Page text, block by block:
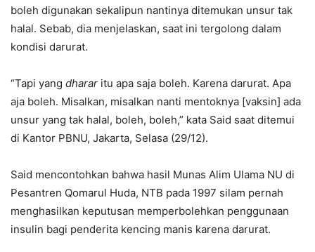
boleh digunakan sekalipun nantinya ditemukan unsur tak
halal. Sebab, dia menjelaskan, saat ini tergolong dalam
kondisi darurat.
“Tapi yang dharar itu apa saja boleh. Karena darurat. Apa
aja boleh. Misalkan, misalkan nanti mentoknya [vaksin] ada
unsur yang tak halal, boleh, boleh,” kata Said saat ditemui
di Kantor PBNU, Jakarta, Selasa (29/12).
Said mencontohkan bahwa hasil Munas Alim Ulama NU di
Pesantren Qomarul Huda, NTB pada 1997 silam pernah
menghasilkan keputusan memperbolehkan penggunaan
insulin bagi penderita kencing manis karena darurat.